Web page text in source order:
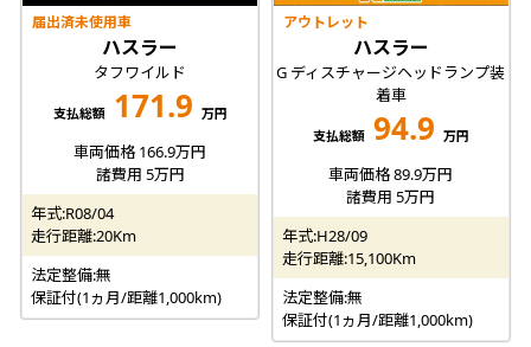
届出済未使用車
ハスラー
タフワイルド
支払総額 171.9 万円
車両価格 166.9万円
諸費用 5万円
年式:R08/04
走行距離:20Km
法定整備:無
保証付(1ヵ月/距離1,000km)
アウトレット
ハスラー
G ディスチャージヘッドランプ装
着車
支払総額 94.9 万円
車両価格 89.9万円
諸費用 5万円
年式:H28/09
走行距離:15,100Km
法定整備:無
保証付(1ヵ月/距離1,000km)